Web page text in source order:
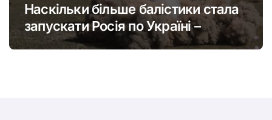
Наскільки більше балістики стала
запускати Росія по Україні –
інфографіка